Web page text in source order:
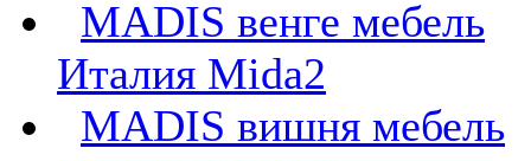
MADIS венге мебель
Италия Mida2
MADIS вишня мебель